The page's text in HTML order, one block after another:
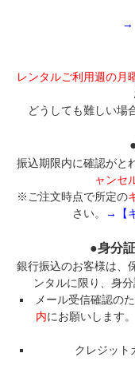
→
レンタルご利用週の月
どうしても難しい場
振込期限内に確認がと
ャンセ
※ご注文時点で所定の
さい。
→【
●身分
銀行振込のお客様は、
ンタルに限り、身
メール受信確認の
内にお願いします
クレジット